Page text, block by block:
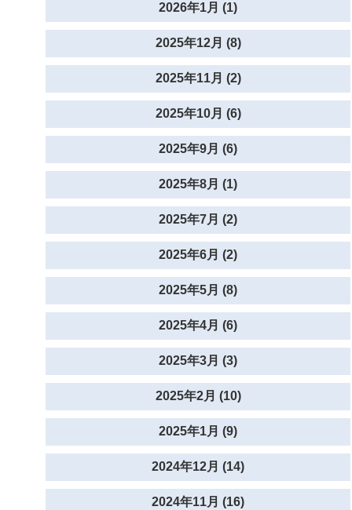
2026年1月 (1)
2025年12月 (8)
2025年11月 (2)
2025年10月 (6)
2025年9月 (6)
2025年8月 (1)
2025年7月 (2)
2025年6月 (2)
2025年5月 (8)
2025年4月 (6)
2025年3月 (3)
2025年2月 (10)
2025年1月 (9)
2024年12月 (14)
2024年11月 (16)